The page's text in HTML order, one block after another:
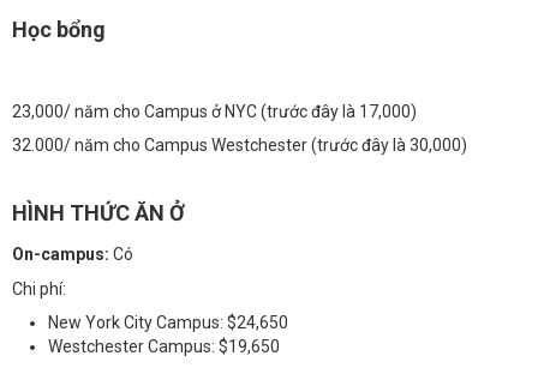
Học bổng
23,000/ năm cho Campus ở NYC (trước đây là 17,000)
32.000/ năm cho Campus Westchester (trước đây là 30,000)
HÌNH THỨC ĂN Ở
On-campus: Có
Chi phí:
New York City Campus: $24,650
Westchester Campus: $19,650